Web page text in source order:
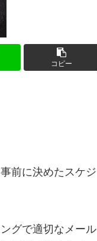
コピー
前に決めたスケジ
グで適切なメール